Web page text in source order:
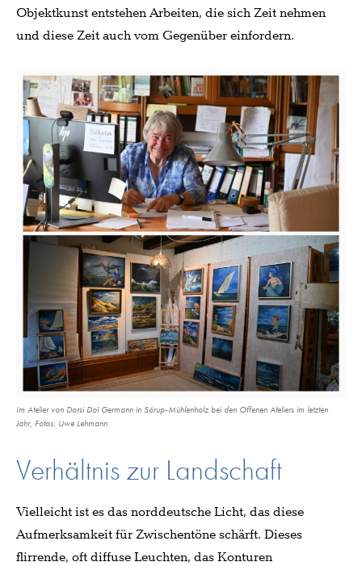
Objektkunst entstehen Arbeiten, die sich Zeit nehmen
und diese Zeit auch vom Gegenüber einfordern.
Im Atelier von Dorsi Doï Germann in Sörup-Mühlenholz bei den Offenen Ateliers im letzten
Jahr, Fotos: Uwe Lehmann
Verhältnis zur Landschaft
Vielleicht ist es das norddeutsche Licht, das diese
Aufmerksamkeit für Zwischentöne schärft. Dieses
flirrende, oft diffuse Leuchten, das Konturen